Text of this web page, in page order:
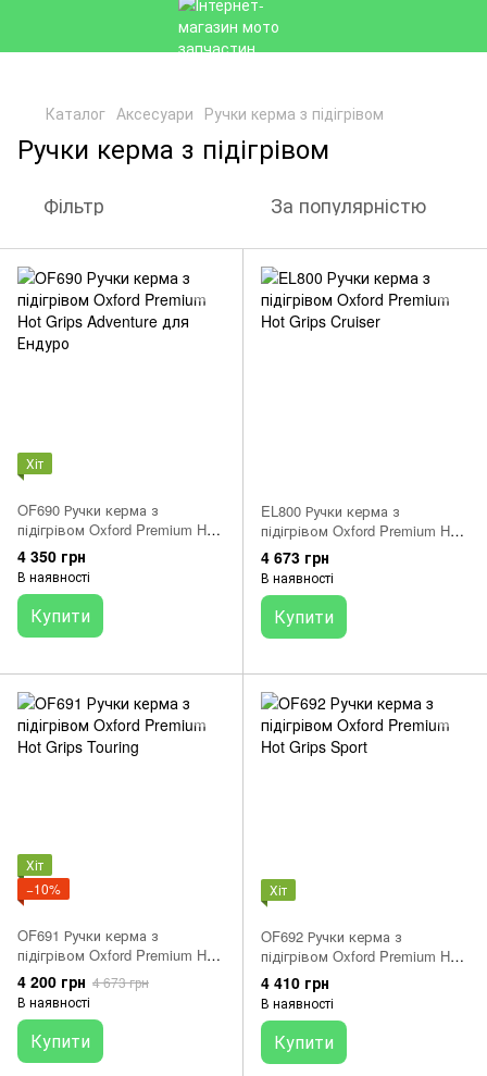
Каталог Аксесуари Ручки керма з підігрівом
Ручки керма з підігрівом
Фільтр За популярністю
Хіт
OF690 Ручки керма з
підігрівом Oxford Premium Hot
Grips Adventure для Ендуро
4 350 грн
В наявності
Купити
EL800 Ручки керма з
підігрівом Oxford Premium Hot
Grips Cruiser
4 673 грн
В наявності
Купити
Хіт
−10%
OF691 Ручки керма з
підігрівом Oxford Premium Hot
Grips Touring
4 200 грн 4 673 грн
В наявності
Купити
Хіт
OF692 Ручки керма з
підігрівом Oxford Premium Hot
Grips Sport
4 410 грн
В наявності
Купити